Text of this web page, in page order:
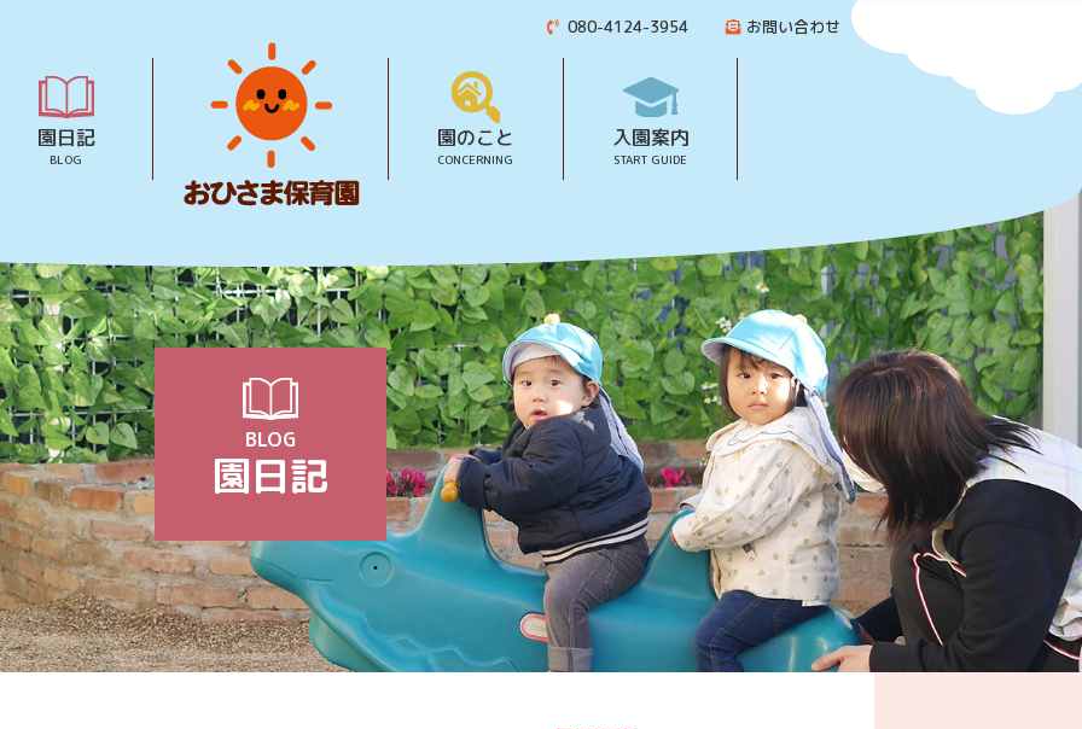
園日記
BLOG
園のこと
CONCERNING
入園案内
START GUIDE
080-4124-3954 お問い合わせ
BLOG
園日記